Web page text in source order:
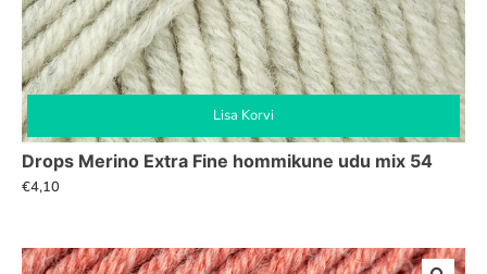
Lisa Korvi
Drops Merino Extra Fine hommikune udu mix 54
€4,10